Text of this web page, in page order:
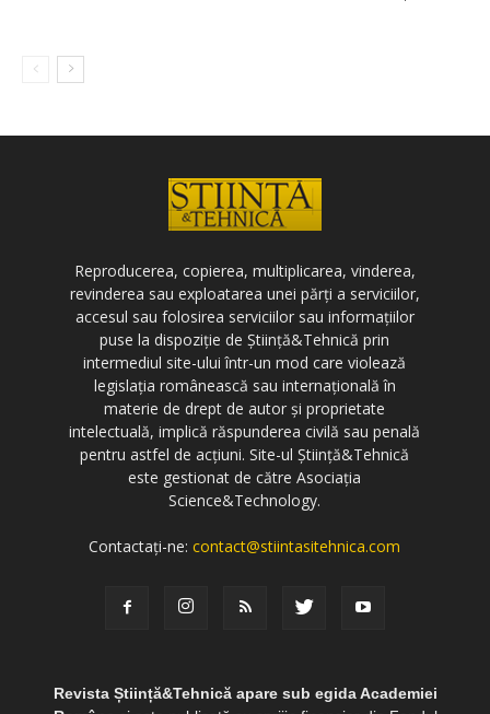
Reproducerea, copierea, multiplicarea, vinderea,
revinderea sau exploatarea unei părți a serviciilor,
accesul sau folosirea serviciilor sau informațiilor
puse la dispoziție de Știință&Tehnică prin
intermediul site-ului într-un mod care violează
legislația românească sau internațională în
materie de drept de autor și proprietate
intelectuală, implică răspunderea civilă sau penală
pentru astfel de acțiuni. Site-ul Știință&Tehnică
este gestionat de către Asociația
Science&Technology.
Contactați-ne:contact@stiintasitehnica.com
Revista Știință&Tehnică apare sub egida Academiei